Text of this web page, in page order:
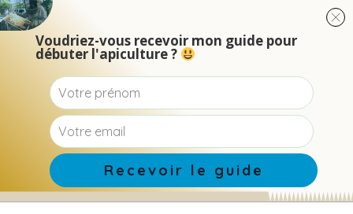
Voudriez-vous recevoir mon guide pour
débuter l'apiculture ?
Recevoir le guide